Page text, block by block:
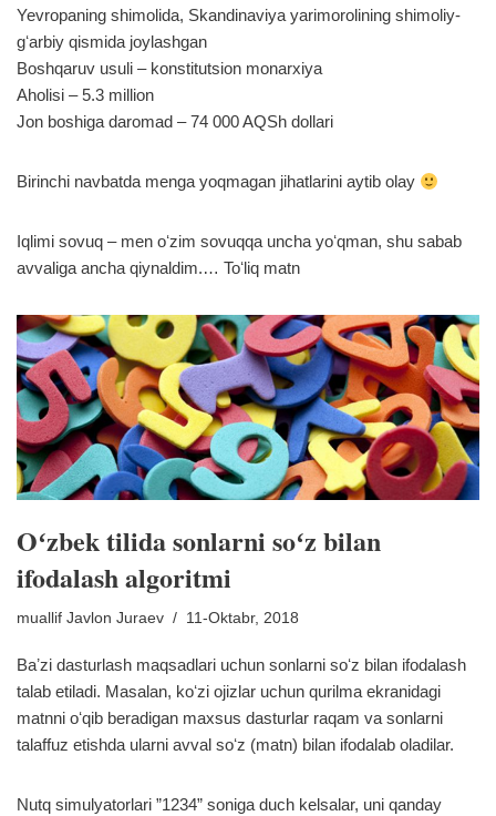
Yevropaning shimolida, Skandinaviya yarimorolining shimoliy-
gʻarbiy qismida joylashgan
Boshqaruv usuli – konstitutsion monarxiya
Aholisi – 5.3 million
Jon boshiga daromad – 74 000 AQSh dollari
Birinchi navbatda menga yoqmagan jihatlarini aytib olay
Iqlimi sovuq – men oʻzim sovuqqa uncha yoʻqman, shu sabab
avvaliga ancha qiynaldim.… Toʻliq matn
Oʻzbek tilida sonlarni soʻz bilan
ifodalash algoritmi
muallif Javlon Juraev 11-Oktabr, 2018
Baʼzi dasturlash maqsadlari uchun sonlarni soʻz bilan ifodalash
talab etiladi. Masalan, koʻzi ojizlar uchun qurilma ekranidagi
matnni oʻqib beradigan maxsus dasturlar raqam va sonlarni
talaffuz etishda ularni avval soʻz (matn) bilan ifodalab oladilar.
Nutq simulyatorlari ”1234” soniga duch kelsalar, uni qanday